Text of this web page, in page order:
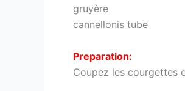
gruyère
cannellonis tube
Preparation:
Coupez les courgettes